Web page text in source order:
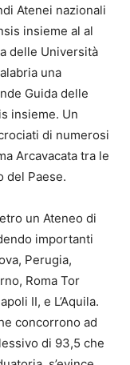
Atenei nazionali
insieme al al
delle Università
una
Guida delle
insieme. Un
di numerosi
Arcavacata tra le
del Paese.
un Ateneo di
importanti
Perugia,
Roma Tor
II, e L’Aquila.
concorrono ad
di 93,5 che